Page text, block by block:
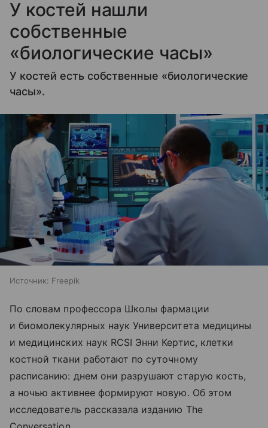
У костей нашли
собственные
«биологические часы»
У костей есть собственные «биологические
часы».
Источник: Freepik
По словам профессора Школы фармации
и биомолекулярных наук Университета медицины
и медицинских наук RCSI Энни Кертис, клетки
костной ткани работают по суточному
расписанию: днем они разрушают старую кость,
а ночью активнее формируют новую. Об этом
исследователь рассказала изданию The